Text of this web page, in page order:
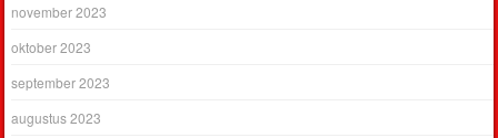
november 2023
oktober 2023
september 2023
augustus 2023